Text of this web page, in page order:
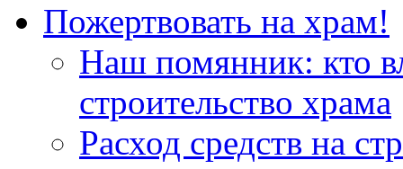
Пожертвовать на храм!
Наш помянник: кто
строительство храма
Расход средств на